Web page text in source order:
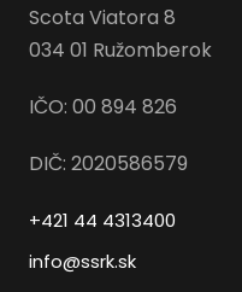
Scota Viatora 8
034 01 Ružomberok
IČO: 00 894 826
DIČ: 2020586579
+421 44 4313400
info@ssrk.sk